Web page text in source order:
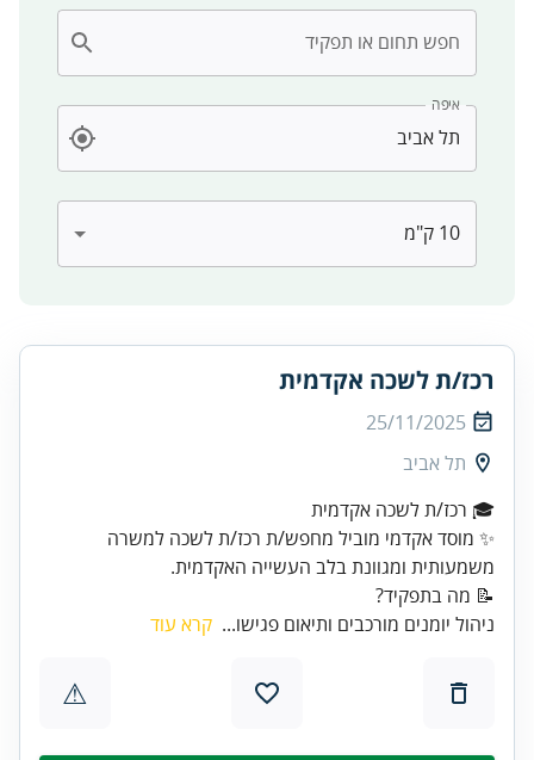
חפש תחום או תפקיד
איפה
רכז/ת לשכה אקדמית
25/11/2025
תל אביב
✨ מוסד אקדמי מוביל מחפש/ת רכז/ת לשכה למשרה
משמעותית ומגוונת בלב העשייה האקדמית.
📝 מה בתפקיד?
ניהול יומנים מורכבים ותיאום פגישו... קרא עוד
⚠